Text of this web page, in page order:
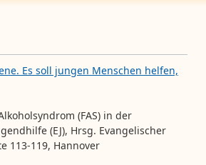
Es soll jungen Menschen helfen,
(FAS) in der
(EJ), Hrsg. Evangelischer
113-119, Hannover